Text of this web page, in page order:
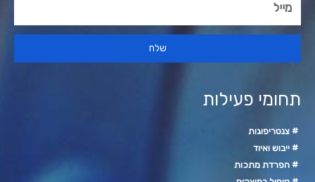
שלח
תחומי פעילות
# צנטריפוגות
# ייבוש ואיוד
# הפרדת מתכות